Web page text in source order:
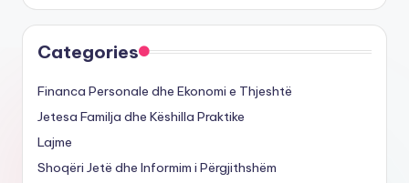
Categories
Financa Personale dhe Ekonomi e Thjeshtë
Jetesa Familja dhe Këshilla Praktike
Lajme
Shoqëri Jetë dhe Informim i Përgjithshëm